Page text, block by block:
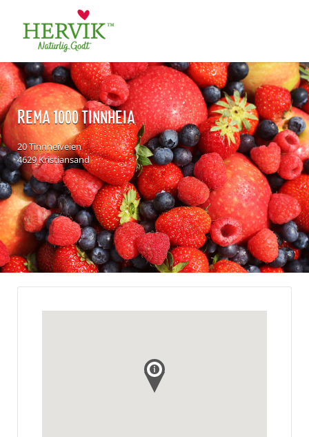
for:
REMA 1000 TINNHEIA
20 Tinnheiveien
4629 Kristiansand